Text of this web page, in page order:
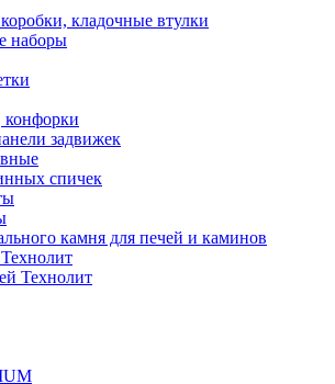
кладочные втулки
наборы
конфорки
задвижек
спичек
камня для печей и каминов
Технолит